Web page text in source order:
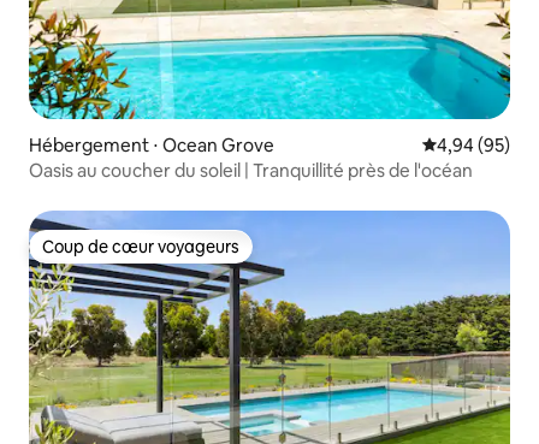
Hébergement ⋅ Ocean Grove Évaluation
4,94 (95)
Oasis au coucher du soleil | Tranquillité près de l'océan
Coup de cœur voyageurs
Coup de cœur voyageurs